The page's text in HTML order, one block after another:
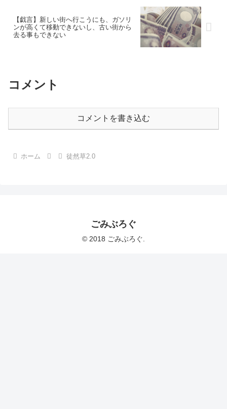
【戯言】新しい街へ行こうにも、ガソリ
ンが高くて移動できないし、古い街から
去る事もできない
コメント
コメントを書き込む
ホーム 徒然草2.0
ごみぶろぐ
© 2018 ごみぶろぐ.